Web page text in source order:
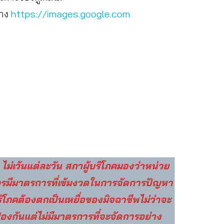
ง https://images.google.com
ม่เว้นแต่ละวัน สภาผู้บริโภคมองว่าหน่วย
มาตรการที่เข้มงวดในการจัดการปัญหา
คต้องตกเป็นเหยื่อของมิจฉาชีพไม่ว่าจะ
งกันแต่ไม่มีมาตรการที่จะจัดการอย่าง